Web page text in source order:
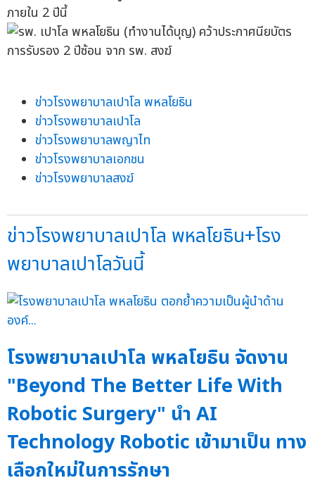
ภายใน 2 ปีนี้
ข่าวโรงพยาบาลเปาโล พหลโยธิน
ข่าวโรงพยาบาลเปาโล
ข่าวโรงพยาบาลพญาไท
ข่าวโรงพยาบาลเอกชน
ข่าวโรงพยาบาลสงฆ์
ข่าวโรงพยาบาลเปาโล พหลโยธิน+โรง
พยาบาลเปาโลวันนี้
โรงพยาบาลเปาโล พหลโยธิน จัดงาน
"Beyond The Better Life With
Robotic Surgery" นำ AI
Technology Robotic เข้ามาเป็น ทาง
เลือกใหม่ในการรักษา